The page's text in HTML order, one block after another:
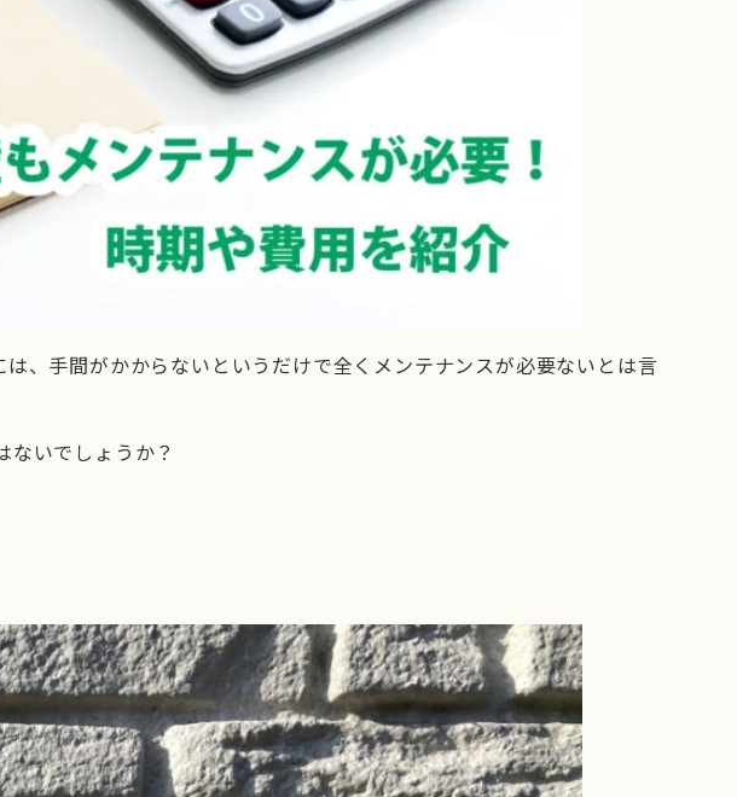
、手間がかからないというだけで全くメンテナンスが必要ないとは言
いでしょうか？